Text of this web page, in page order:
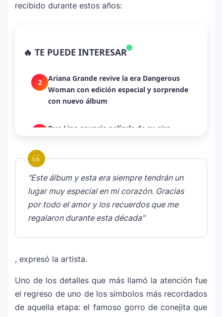
recibido durante estos años:
🔥 TE PUEDE INTERESAR
despecho en un himno para Puerto Rico
2
Ariana Grande revive la era Dangerous
Woman con edición especial y sorprende
con nuevo álbum
Dua Lipa anuncia película de su gira
4
Michael Jackson y la canción perdida
sobre Palestina que vuelve a generar
debate en redes
Requiem”: una versión oscura y
era musical
6
J Balvin y Ryan Castro lanzan “Omerta”: el
álbum urbano más esperado con DJ
Snake y Eladio Carrión
"Este álbum y esta era siempre tendrán un
lugar muy especial en mi corazón. Gracias
por todo el amor y los recuerdos que me
regalaron durante esta década"
, expresó la artista.
Uno de los detalles que más llamó la atención fue
el regreso de uno de los símbolos más recordados
de aquella etapa: el famoso gorro de conejita que